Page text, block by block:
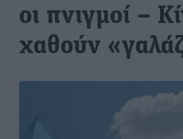
οι πνιγμοί –
χαθούν